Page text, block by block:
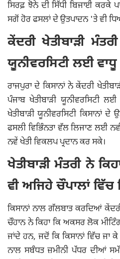
ਸਿਰਫ਼ ਝੋਨੇ ਦੀ ਸਿੱਧੀ ਬਿਜਾਈ ਕਰਕੇ
ਸਗੋਂ ਹੋਰ ਫਸਲਾਂ ਦੇ ਉਤਪਾਦਨ 'ਤੇ ਵੀ
ਕੇਂਦਰੀ ਖੇਤੀਬਾੜੀ
ਯੂਨੀਵਰਸਿਟੀ ਲਈ
ਰਾਜਪੁਰਾ ਦੇ ਕਿਸਾਨਾਂ ਨੇ ਕੇਂਦਰੀ
ਪੰਜਾਬ ਖੇਤੀਬਾੜੀ ਯੂਨੀਵਰਸਿਟੀ
ਖੇਤੀਬਾੜੀ ਯੂਨੀਵਰਸਿਟੀ ਕਿਸਾਨਾਂ
ਫਸਲੀ ਵਿਭਿੰਨਤਾ ਵੱਲ ਲਿਜਾਣ ਲਈ
ਨਵੇਂ ਖੇਤੀ ਵਿਕਲਪ ਪ੍ਰਦਾਨ ਕਰ ਸਕੇ।
ਖੇਤੀਬਾੜੀ ਮੰਤਰੀ ਨੇ
ਵੀ ਅਜਿਹੇ ਚੌਪਾਲਾਂ
ਕਿਸਾਨਾਂ ਨਾਲ ਗੱਲਬਾਤ ਕਰਦਿਆਂ
ਚੌਹਾਨ ਨੇ ਕਿਹਾ ਕਿ ਅਕਸਰ ਲੋਕ
ਜਾਂਦੇ ਹਨ, ਜਦੋਂ ਕਿ ਕਿਸਾਨਾਂ ਵਿੱਚ ਜਾ
ਨਾਲ ਸਬੰਧਤ ਜ਼ਮੀਨੀ ਪੱਧਰ ਦੀਆਂ